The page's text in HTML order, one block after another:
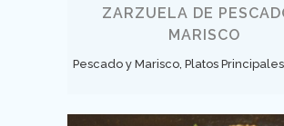
ZARZUELA DE
MARISCO
Pescado y Marisco, Platos